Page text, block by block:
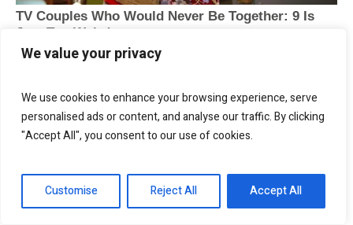
We value your privacy
We use cookies to enhance your browsing experience, serve
personalised ads or content, and analyse our traffic. By clicking
"Accept All", you consent to our use of cookies.
Customise Reject All Accept All